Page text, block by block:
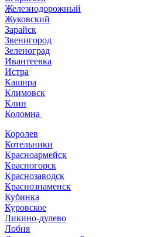
Железнодорожный
Жуковский
Зарайск
Звенигород
Зеленоград
Ивантеевка
Истра
Кашира
Климовск
Клин
Коломна
Королев
Котельники
Красноармейск
Красногорск
Краснозаводск
Краснознаменск
Кубинка
Куровское
Ликино-дулево
Лобня